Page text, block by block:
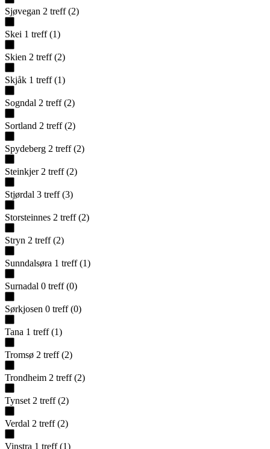
Sjøvegan 2 treff (2)
Skei 1 treff (1)
Skien 2 treff (2)
Skjåk 1 treff (1)
Sogndal 2 treff (2)
Sortland 2 treff (2)
Spydeberg 2 treff (2)
Steinkjer 2 treff (2)
Stjørdal 3 treff (3)
Storsteinnes 2 treff (2)
Stryn 2 treff (2)
Sunndalsøra 1 treff (1)
Surnadal 0 treff (0)
Sørkjosen 0 treff (0)
Tana 1 treff (1)
Tromsø 2 treff (2)
Trondheim 2 treff (2)
Tynset 2 treff (2)
Verdal 2 treff (2)
Vinstra 1 treff (1)